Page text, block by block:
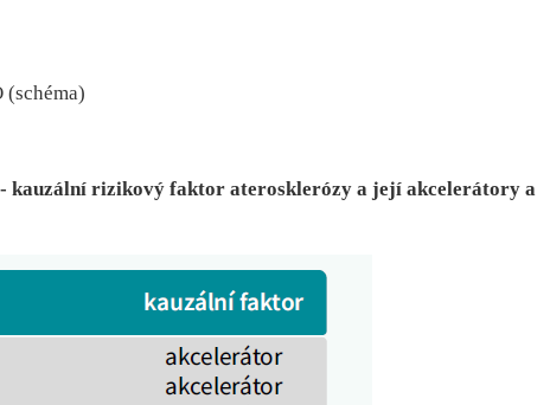
(schéma)
- kauzální rizikový faktor aterosklerózy a její akcelerátory a